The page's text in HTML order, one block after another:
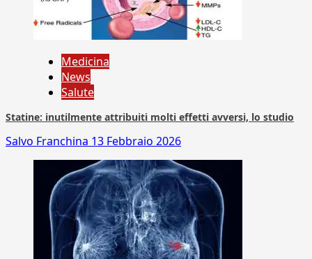
Medicina
News
Salute
Statine: inutilmente attribuiti molti effetti avversi, lo studio
Salvo Franchina 13 Febbraio 2026